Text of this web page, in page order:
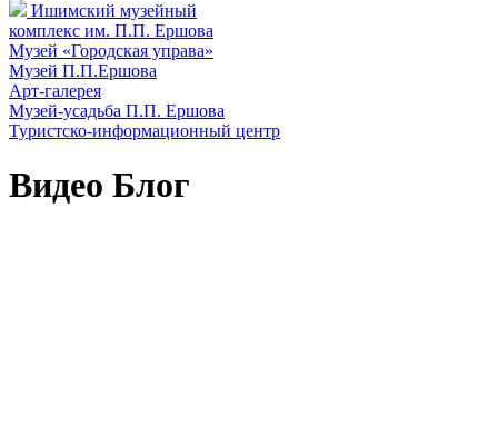
Ишимский музейный
комплекс им. П.П. Ершова
Музей «Городская управа»
Музей П.П.Ершова
Арт-галерея
Музей-усадьба П.П. Ершова
Туристско-информационный центр
Видео Блог